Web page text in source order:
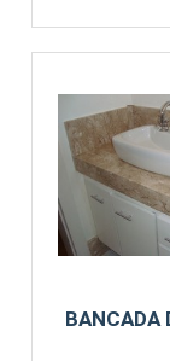
BANCADA